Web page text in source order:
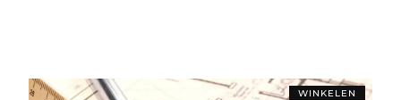
WINKELEN